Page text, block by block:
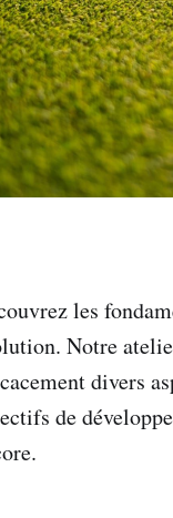
les
Notre
divers
de